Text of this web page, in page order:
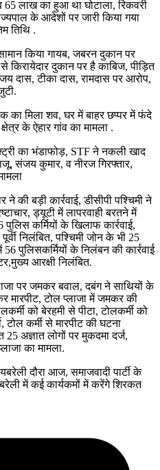
लाख का हुआ था घोटाला, रिकवरी
के आदेशों पर जारी किया गया
तिथि .
किया गायब, जबरन दुकान पर
दुकान पर है काबिज, पीड़ित
दास, टीका दास, रामदास पर आरोप,
का मिला शव, घर में बाहर छप्पर में फंदे
के ऐहार गांव का मामला .
का भंडाफोड़, STF ने नकली खाद
संजय कुमार, व नीरज गिरफ्तार,
की बड़ी कार्रवाई, डीसीपी पश्चिमी ने
ड्यूटी में लापरवाही बरतने में
कर्मियों के खिलाफ कार्रवाई,
निलंबित, पश्चिमी जोन के भी 25
पुलिसकर्मियों के निलंबन की कार्रवाई
आरक्षी निलंबित.
पर जमकर बवाल, दबंग ने साथियों के
मारपीट, टोल प्लाजा में जमकर की
को बेरहमी से पीटा, टोलकर्मी को
टोल कर्मी से मारपीट की घटना
अज्ञात लोगों पर मुकदमा दर्ज,
का मामला.
दौरा आज, समाजवादी पार्टी के
में कई कार्यकमों में करेंगे शिरकत